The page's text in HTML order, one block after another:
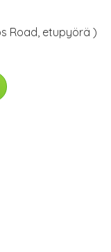
Road, etupyörä )